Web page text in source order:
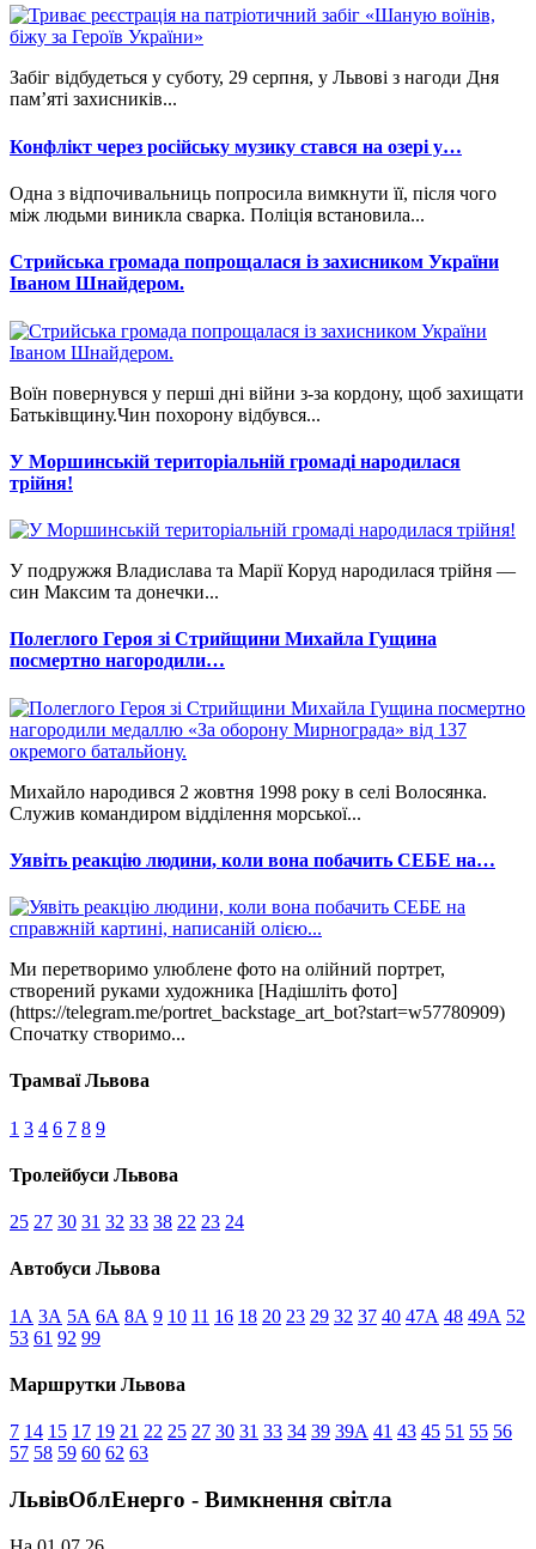
Забіг відбудеться у суботу, 29 серпня, у Львові з нагоди Дня
пам’яті захисників...
Конфлікт через російську музику стався на озері у…
Одна з відпочивальниць попросила вимкнути її, після чого
між людьми виникла сварка. Поліція встановила...
Стрийська громада попрощалася із захисником України
Іваном Шнайдером.
Воїн повернувся у перші дні війни з-за кордону, щоб захищати
Батьківщину.Чин похорону відбувся...
У Моршинській територіальній громаді народилася
трійня!
У подружжя Владислава та Марії Коруд народилася трійня —
син Максим та донечки...
Полеглого Героя зі Стрийщини Михайла Гущина
посмертно нагородили…
Михайло народився 2 жовтня 1998 року в селі Волосянка.
Служив командиром відділення морської...
Уявіть реакцію людини, коли вона побачить СЕБЕ на…
Ми перетворимо улюблене фото на олійний портрет,
створений руками художника [Надішліть фото]
(https://telegram.me/portret_backstage_art_bot?start=w57780909)
Спочатку створимо...
Трамваї Львова
1 3 4 6 7 8 9
Тролейбуси Львова
25 27 30 31 32 33 38 22 23 24
Автобуси Львова
1А 3А 5А 6А 8А 9 10 11 16 18 20 23 29 32 37 40 47А 48 49А 52
53 61 92 99
Маршрутки Львова
7 14 15 17 19 21 22 25 27 30 31 33 34 39 39А 41 43 45 51 55 56
57 58 59 60 62 63
ЛьвівОблЕнерго - Вимкнення світла